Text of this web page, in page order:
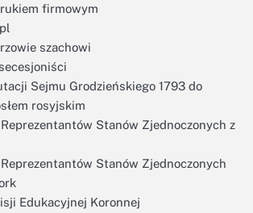
firmowym
szachowi
Sejmu Grodzieńskiego 1793 do
rosyjskim
Reprezentantów Stanów Zjednoczonych z
Reprezentantów Stanów Zjednoczonych
Edukacyjnej Koronnej